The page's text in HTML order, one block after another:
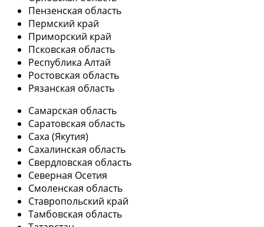
Пензенская область
Пермский край
Приморский край
Псковская область
Республика Алтай
Ростовская область
Рязанская область
Самарская область
Саратовская область
Саха (Якутия)
Сахалинская область
Свердловская область
Северная Осетия
Смоленская область
Ставропольский край
Тамбовская область